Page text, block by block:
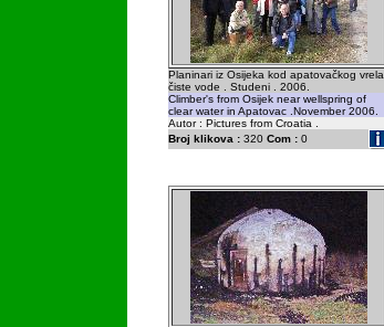
Planinari iz Osijeka kod apatovačkog vrela
čiste vode . Studeni . 2006.
Climber's from Osijek near wellspring of
clear water in Apatovac .November 2006.
Autor : Pictures from Croatia .
Broj klikova : 320 Com : 0